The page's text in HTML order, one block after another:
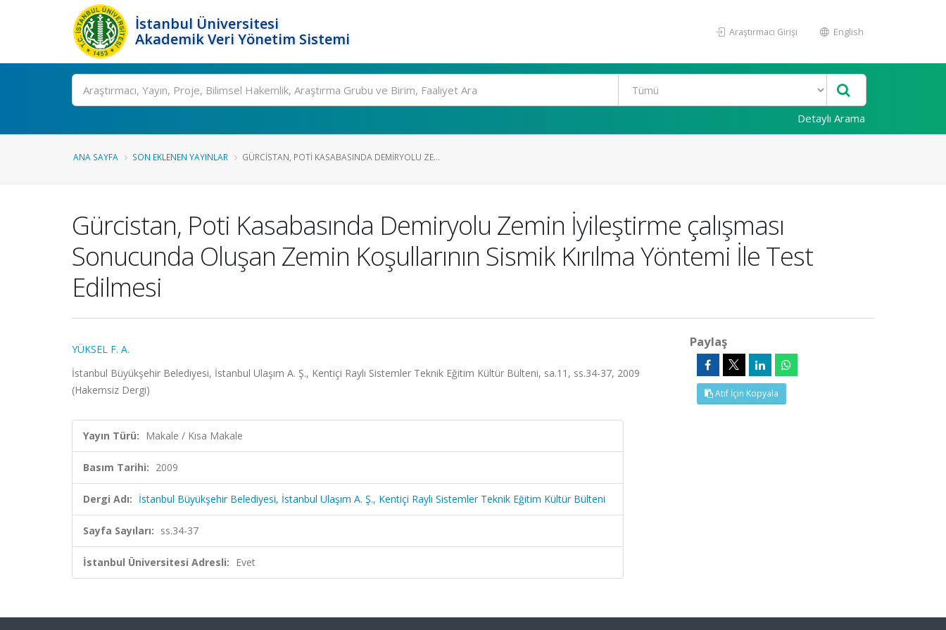
İstanbul Üniversitesi
Akademik Veri Yönetim Sistemi
Araştırmacı Girişi English
Ara
Detaylı Arama
ANA SAYFA SON EKLENEN YAYINLAR GÜRCISTAN, POTI KASABASINDA DEMIRYOLU ZE...
Gürcistan, Poti Kasabasında Demiryolu Zemin İyileştirme çalışması
Sonucunda Oluşan Zemin Koşullarının Sismik Kırılma Yöntemi İle Test
Edilmesi
YÜKSEL F. A.
İstanbul Büyükşehir Belediyesi, İstanbul Ulaşım A. Ş., Kentiçi Raylı Sistemler Teknik Eğitim Kültür Bülteni, sa.11, ss.34-37, 2009
(Hakemsiz Dergi)
Yayın Türü: Makale / Kısa Makale
Basım Tarihi: 2009
Dergi Adı: İstanbul Büyükşehir Belediyesi, İstanbul Ulaşım A. Ş., Kentiçi Raylı Sistemler Teknik Eğitim Kültür Bülteni
Sayfa Sayıları: ss.34-37
İstanbul Üniversitesi Adresli: Evet
Paylaş
Atıf İçin Kopyala